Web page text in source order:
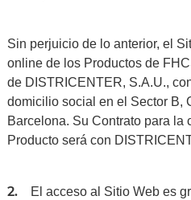
Sin perjuicio de lo anterior, el
online de los Productos de
de DISTRICENTER, S.A.U.,
domicilio social en el Sector B,
Barcelona. Su Contrato para la
Producto será con
2.
El acceso al Sitio Web es